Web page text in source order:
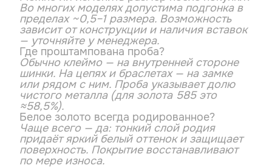
Во многих моделях допустима подгонка в
пределах ~0,5–1 размера. Возможность
зависит от конструкции и наличия вставок
— уточняйте у менеджера.
Где проштампована проба?
Обычно клеймо — на внутренней стороне
шинки. На цепях и браслетах — на замке
или рядом с ним. Проба указывает долю
чистого металла (для золота 585 это
≈58,5%).
Белое золото всегда родированное?
Чаще всего — да: тонкий слой родия
придаёт яркий белый оттенок и защищает
поверхность. Покрытие восстанавливают
по мере износа.